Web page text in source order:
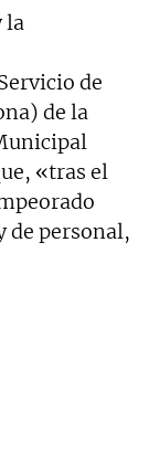
la
de
de la
«tras el
de personal,